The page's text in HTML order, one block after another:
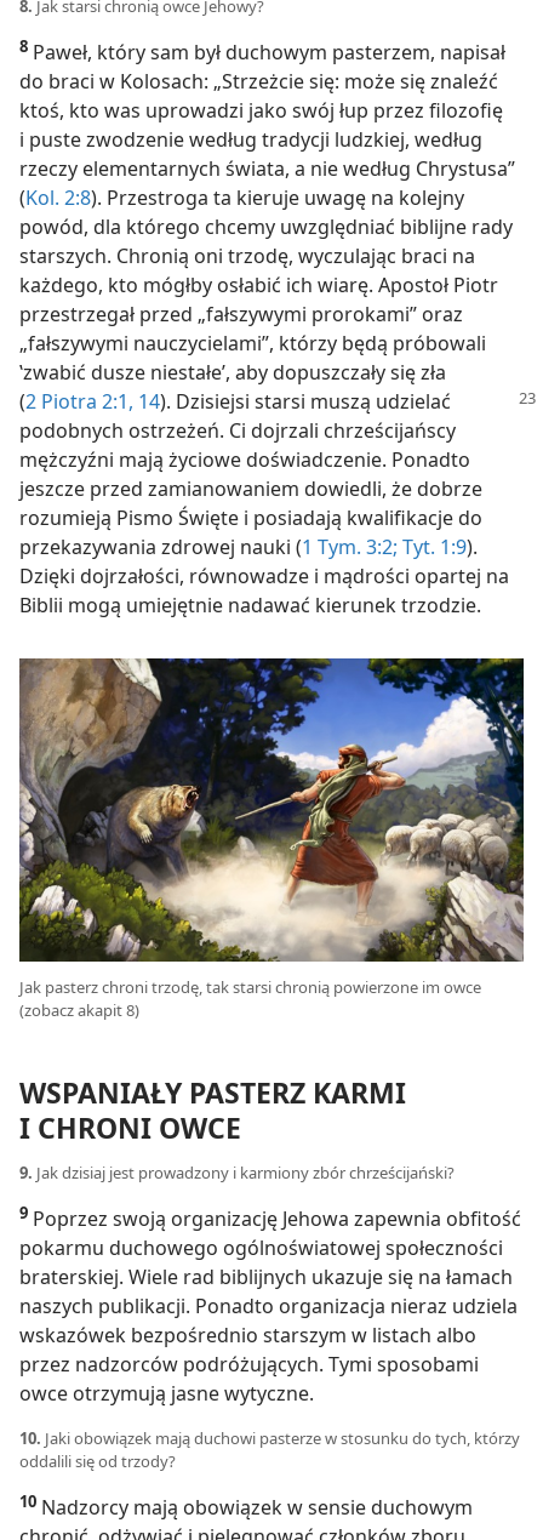
8. Jak starsi chronią owce Jehowy?
8 Paweł, który sam był duchowym pasterzem, napisał
do braci w Kolosach: „Strzeżcie się: może się znaleźć
ktoś, kto was uprowadzi jako swój łup przez filozofię
i puste zwodzenie według tradycji ludzkiej, według
rzeczy elementarnych świata, a nie według Chrystusa”
(Kol. 2:8). Przestroga ta kieruje uwagę na kolejny
powód, dla którego chcemy uwzględniać biblijne rady
starszych. Chronią oni trzodę, wyczulając braci na
każdego, kto mógłby osłabić ich wiarę. Apostoł Piotr
przestrzegał przed „fałszywymi prorokami” oraz
„fałszywymi nauczycielami”, którzy będą próbowali
‛zwabić dusze niestałe’, aby dopuszczały się zła
(2 Piotra 2:1, 14). Dzisiejsi starsi muszą udzielać
podobnych ostrzeżeń. Ci dojrzali chrześcijańscy
mężczyźni mają życiowe doświadczenie. Ponadto
jeszcze przed zamianowaniem dowiedli, że dobrze
rozumieją Pismo Święte i posiadają kwalifikacje do
przekazywania zdrowej nauki (1 Tym. 3:2; Tyt. 1:9).
Dzięki dojrzałości, równowadze i mądrości opartej na
Biblii mogą umiejętnie nadawać kierunek trzodzie.
Jak pasterz chroni trzodę, tak starsi chronią powierzone im owce
(zobacz akapit 8)
WSPANIAŁY PASTERZ KARMI
I CHRONI OWCE
9. Jak dzisiaj jest prowadzony i karmiony zbór chrześcijański?
9 Poprzez swoją organizację Jehowa zapewnia obfitość
pokarmu duchowego ogólnoświatowej społeczności
braterskiej. Wiele rad biblijnych ukazuje się na łamach
naszych publikacji. Ponadto organizacja nieraz udziela
wskazówek bezpośrednio starszym w listach albo
przez nadzorców podróżujących. Tymi sposobami
owce otrzymują jasne wytyczne.
10. Jaki obowiązek mają duchowi pasterze w stosunku do tych, którzy
oddalili się od trzody?
10 Nadzorcy mają obowiązek w sensie duchowym